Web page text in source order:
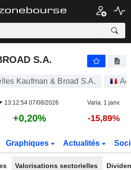
S.A.
S.A.
Kaufman & Broad S.A.
13:12:54 07/08/2026 Varia. 1 janv.
+0,20% -15,89%
Graphiques Actualités
Valorisations sectorielles